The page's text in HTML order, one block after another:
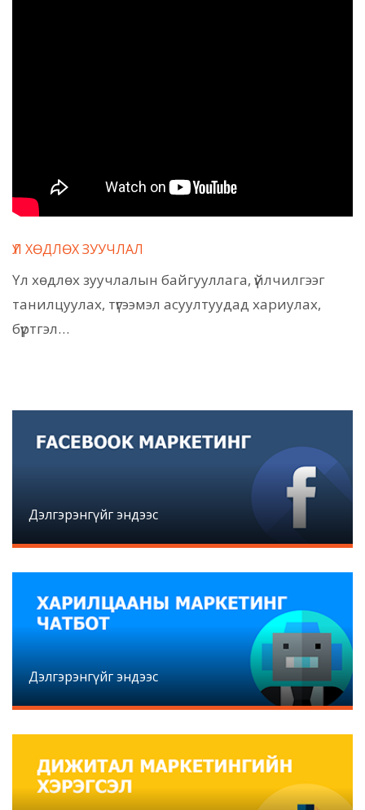
ҮЛ ХӨДЛӨХ ЗУУЧЛАЛ
Үл хөдлөх зуучлалын байгууллага, үйлчилгээг
танилцуулах, түгээмэл асуултуудад хариулах,
бүртгэл…
Дэлгэрэнгүйг эндээс
Дэлгэрэнгүйг эндээс